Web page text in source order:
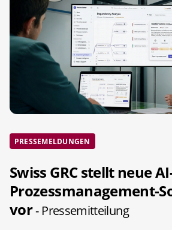
PRESSEMELDUNGEN
Swiss GRC stellt neue
Prozessmanagement-
vor- Pressemitteilung